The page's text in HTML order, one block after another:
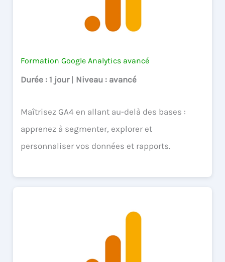
Formation Google Analytics avancé
Durée : 1 jour | Niveau : avancé
Maîtrisez GA4 en allant au-delà des bases :
apprenez à segmenter, explorer et
personnaliser vos données et rapports.